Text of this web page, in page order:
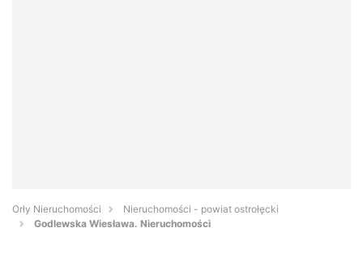
Orły Nieruchomości
Nieruchomości - powiat ostrołęcki
Godlewska Wiesława. Nieruchomości